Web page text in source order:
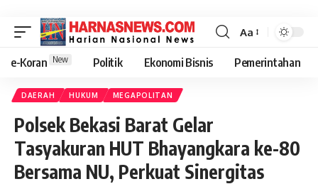
Aa
e-Koran New Politik Ekonomi Bisnis Pemerintahan
DAERAH HUKUM MEGAPOLITAN
Polsek Bekasi Barat Gelar
Tasyakuran HUT Bhayangkara ke-80
Bersama NU, Perkuat Sinergitas